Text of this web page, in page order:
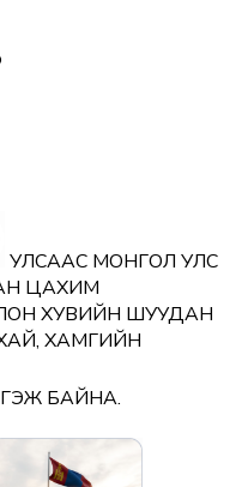
УЛСААС МОНГОЛ УЛС
ЦАХИМ
ХУВИЙН ШУУДАН
ХАМГИЙН
БАЙНА.